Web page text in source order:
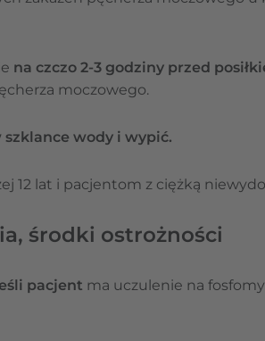
na czczo 2-3 godziny przed
moczowego.
wody i wypić.
12 lat i pacjentom z ciężką
środki ostrożności
pacjent ma uczulenie na